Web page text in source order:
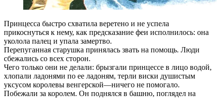
Принцесса быстро схватила веретено и не успела
прикоснуться к нему, как предсказание феи исполнилось: она
уколола палец и упала замертво.
Перепуганная старушка принялась звать на помощь. Люди
сбежались со всех сторон.
Чего только они не делали: брызгали принцессе в лицо водой,
хлопали ладонями по ее ладоням, терли виски душистым
уксусом королевы венгерской—ничего не помогало.
Побежали за королем. Он поднялся в башню, поглядел на